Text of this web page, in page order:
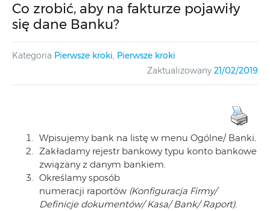
Co zrobić, aby na fakturze pojawiły
się dane Banku?
Kategoria Pierwsze kroki, Pierwsze kroki
Zaktualizowany 21/02/2019
Wpisujemy bank na listę w menu Ogólne/ Banki.
Zakładamy rejestr bankowy typu konto bankowe
związany z danym bankiem.
Określamy sposób
numeracji raportów (Konfiguracja Firmy/
Definicje dokumentów/ Kasa/ Bank/ Raport).